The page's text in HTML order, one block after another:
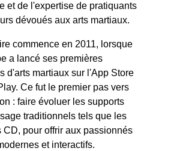
et de l'expertise de pratiquants
dévoués aux arts martiaux.
commence en 2011, lorsque
a lancé ses premières
d'arts martiaux sur l'App Store
Ce fut le premier pas vers
: faire évoluer les supports
traditionnels tels que les
CD, pour offrir aux passionnés
et interactifs.